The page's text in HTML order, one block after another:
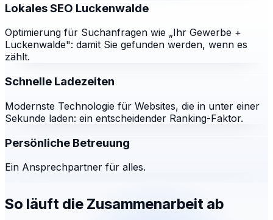
Lokales SEO Luckenwalde
Optimierung für Suchanfragen wie „Ihr Gewerbe +
Luckenwalde": damit Sie gefunden werden, wenn es
zählt.
Schnelle Ladezeiten
Modernste Technologie für Websites, die in unter einer
Sekunde laden: ein entscheidender Ranking-Faktor.
Persönliche Betreuung
Ein Ansprechpartner für alles.
So läuft die Zusammenarbeit ab